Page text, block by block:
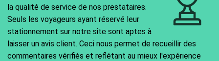
la qualité de service de nos prestataires.
Seuls les voyageurs ayant réservé leur
stationnement sur notre site sont aptes à
laisser un avis client. Ceci nous permet de recueillir des
commentaires vérifiés et reflétant au mieux l'expérience